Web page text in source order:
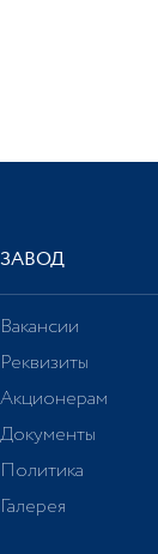
ЗАВОД
Вакансии
Реквизиты
Акционерам
Документы
Политика
Галерея